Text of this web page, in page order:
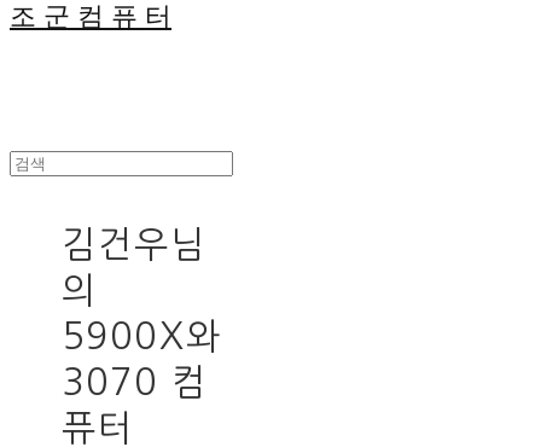
조 군 컴 퓨 터
김건우님
의
5900X와
3070 컴
퓨터